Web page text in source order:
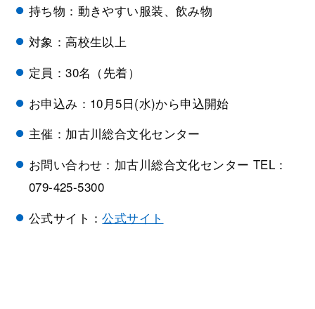
持ち物：動きやすい服装、飲み物
対象：高校生以上
定員：30名（先着）
お申込み：10月5日(水)から申込開始
主催：加古川総合文化センター
お問い合わせ：加古川総合文化センター TEL：
079-425-5300
公式サイト：公式サイト